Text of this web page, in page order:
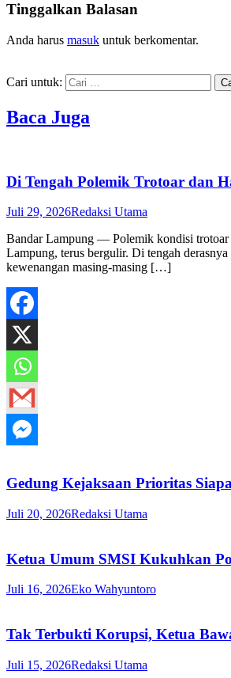
Tinggalkan Balasan
Anda harus masuk untuk berkomentar.
Cari untuk:
Baca Juga
Di Tengah Polemik Trotoar dan
Juli 29, 2026Redaksi Utama
Bandar Lampung — Polemik kondisi trotoar
Lampung, terus bergulir. Di tengah
kewenangan masing-masing […]
Gedung Kejaksaan Prioritas
Juli 20, 2026Redaksi Utama
Ketua Umum SMSI Kukuhkan
Juli 16, 2026Eko Wahyuntoro
Tak Terbukti Korupsi, Ketua
Juli 15, 2026Redaksi Utama